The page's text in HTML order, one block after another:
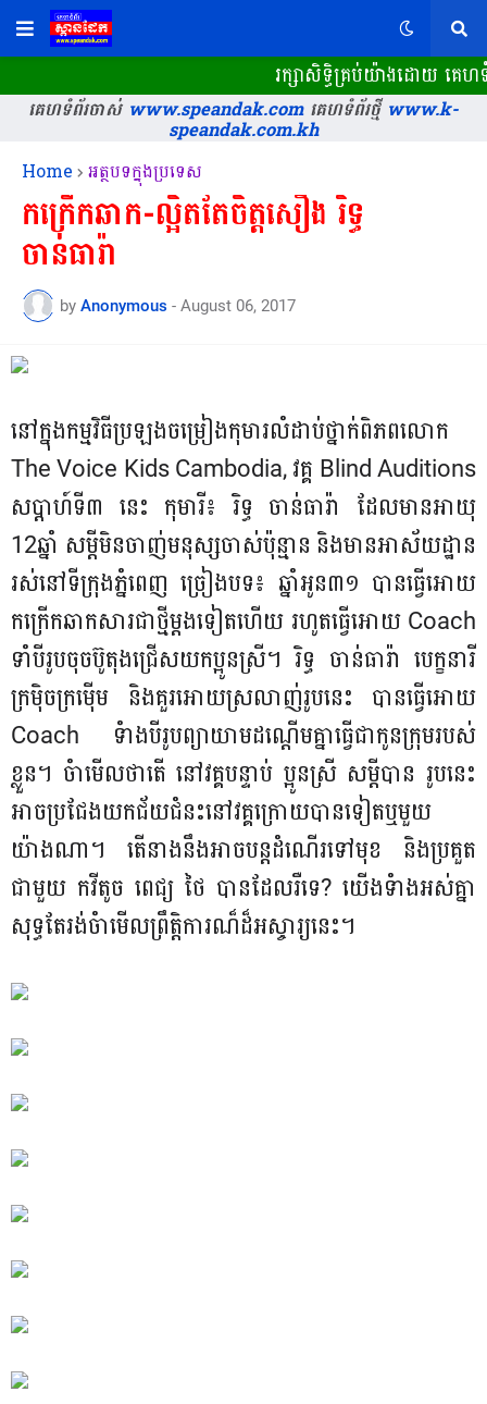
រក្សាសិទ្ធិគ្រប់យ៉ាងដោយ គ
គេហទំព័រចាស់www.speandak.comគេហទំព័រថ្មីwww.k-
speandak.com.kh
Home អត្ថបទក្នុងប្រទេស
កក្រើកឆាក-ល្អិតតែចិត្តសឿង រិទ្ធ
ចាន់ធារ៉ា
by Anonymous - August 06, 2017
នៅក្នុងកម្មវិធីប្រឡងចម្រៀងកុមារលំដាប់ថ្នាក់ពិភពលោក
The Voice Kids Cambodia, វគ្គ Blind Auditions
សប្ដាហ៍ទី៣ នេះ កុមារី៖ រិទ្ធ ចាន់ធារ៉ា ដែលមានអាយុ
12ឆ្នាំ សម្តីមិនចាញ់មនុស្សចាស់ប៉ុន្មាន និងមានអាស័យដ្ឋាន
រស់នៅទីក្រុងភ្នំពេញ ច្រៀងបទ៖ ឆ្នាំអូន៣១ បានធ្វើអោយ
កក្រើកឆាកសារជាថ្មីម្តងទៀតហើយ រហូតធ្វើអោយ Coach
ទាំបីរូបចុចប៊ូតុងជ្រើសយកប្អូនស្រី។ រិទ្ធ ចាន់ធារ៉ា បេក្ខនារី
ក្រម៉ិចក្រម៉ើម និងគួរអោយស្រលាញ់រូបនេះ បានធ្វើអោយ
Coach ទំាងបីរូបព្យាយាមដណ្តើមគ្នាធ្វើជាកូនក្រុមរបស់
ខ្លួន។ ចំាមើលថាតើ នៅវគ្គបន្ទាប់ ប្អូនស្រី សម្តីបាន រូបនេះ
អាចប្រជែងយកជ័យជំនះនៅវគ្គក្រោយបានទៀតឬមួយ
យ៉ាងណា។ តើនាងនឹងអាចបន្តដំណើរទៅមុខ និងប្រគួត
ជាមួយ កវីតូច ពេជ្យ ថៃ បានដែលរឺទេ? យើងទំាងអស់គ្នា
សុទ្ធតែរង់ចំាមើលព្រឹត្តិការណ៏ដ៏អស្ចារ្យនេះ។